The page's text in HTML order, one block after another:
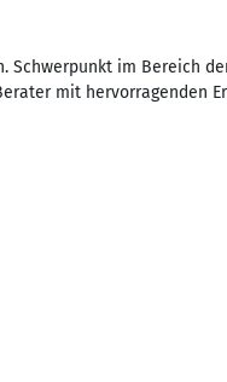
Schwerpunkt im Bereich
mit hervorragenden